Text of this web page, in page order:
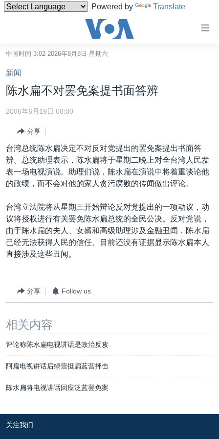
Powered by Translate
碍
链
接
跳
转
跳
转
跳
到
检
港澳
国际
最新国际新闻
印太
中东
欧洲
非洲
美洲
分类新闻
经济·金融·贸易
人权·法律·宗教
科教·文娱·体健
军事
劳工
美中关系
热点专题
白宫要闻
国会报道
美中关系
埃博拉疫情
重要讲话与声明
台海两岸关系
南中国海争端
VOA视频
VOA今日焦点
中文广播
中国时间 3:02 2026年8月8日 星期六
新闻
陈水扁不对罢免案提书面答辨
2006年6月19日 08:00
分享
台湾总统陈水扁决定不对反对党提出的罢免案提出书面答
辨。总统助理表示，陈水扁将于星期二晚上对全台湾人民发
表一场电视演说。助理们说，陈水扁在演说中将着重谈论他
的政绩，而不会对他的家人贪污腐败的传闻做出评论。
台湾立法院将从星期三开始辩论反对党提出的一项动议，动
议将授权进行有关罢免陈水扁总统的全民公决。反对党说，
由于陈水扁的夫人、女婿和高级助理涉及金融丑闻，陈水扁
已经无法获得人民的信任。目前还没有证据显示陈水扁本人
直接涉及这些丑闻。
分享 Follow us
相关内容
评论称陈水扁电视讲话是政治反攻
阿扁电视讲话后绿营挺扁蓝营抨击
陈水扁将电视讲话回应泛蓝罢免案
关注我们